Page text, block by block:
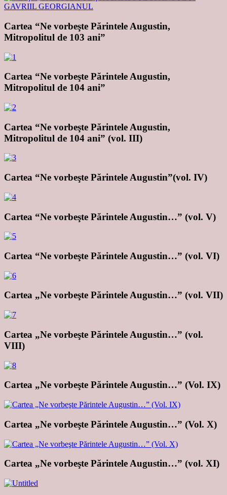
Cartea “Ne vorbeşte Părintele Augustin,
Mitropolitul de 103 ani”
Cartea “Ne vorbeşte Părintele Augustin,
Mitropolitul de 104 ani”
Cartea “Ne vorbeşte Părintele Augustin,
Mitropolitul de 104 ani” (vol. III)
Cartea “Ne vorbeşte Părintele Augustin”(vol. IV)
Cartea “Ne vorbeşte Părintele Augustin…” (vol. V)
Cartea “Ne vorbeşte Părintele Augustin…” (vol. VI)
Cartea „Ne vorbeşte Părintele Augustin…” (vol. VII)
Cartea „Ne vorbeşte Părintele Augustin…” (vol.
VIII)
Cartea „Ne vorbeşte Părintele Augustin…” (Vol. IX)
Cartea „Ne vorbeşte Părintele Augustin…” (Vol. X)
Cartea „Ne vorbeşte Părintele Augustin…” (vol. XI)